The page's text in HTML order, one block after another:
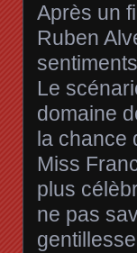
Après un
Ruben
Le
domaine
la chance
Miss
plus
ne pas